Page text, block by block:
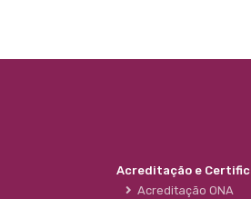
Acreditação e
Acreditação ONA